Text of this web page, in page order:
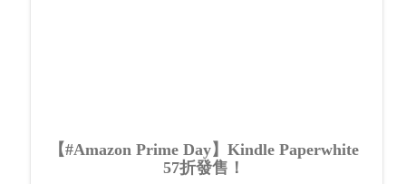
【#Amazon Prime Day】Kindle Paperwhite
57折發售！